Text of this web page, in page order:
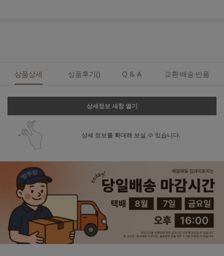
상품상세 상품후기() Q & A 교환·배송·반품
상세정보 새창 열기
상세 정보를 확대해 보실 수 있습니다.